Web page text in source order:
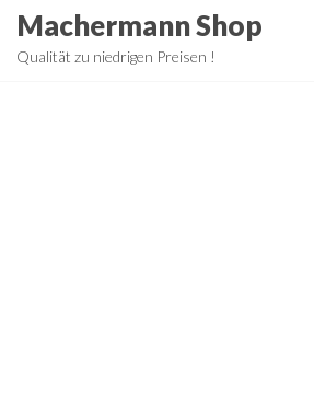
ZumMachermann Shop
Qualität zu niedrigen Preisen !